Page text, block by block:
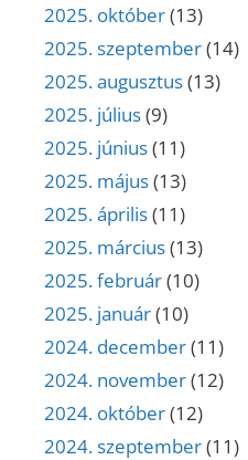
2025. október(13)
2025. szeptember(14)
2025. augusztus(13)
2025. július(9)
2025. június(11)
2025. május(13)
2025. április(11)
2025. március(13)
2025. február(10)
2025. január(10)
2024. december(11)
2024. november(12)
2024. október(12)
2024. szeptember(11)